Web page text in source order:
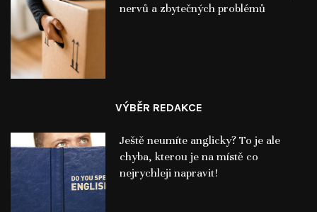
nervů a zbytečných problémů
VÝBĚR REDAKCE
Ještě neumíte anglicky? To je ale
chyba, kterou je na místě co
nejrychleji napravit!